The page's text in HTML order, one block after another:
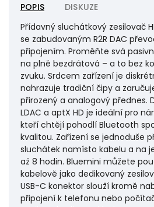
POPIS
DISKUZE
Přídavný sluchátkový zesilovač
se zabudovaným R2R DAC
připojením. Proměňte svá
na plně bezdrátová – a to bez
zvuku. Srdcem zařízení je
nahrazuje tradiční čipy a
přirozený a analogový přednes.
LDAC a aptX HD je ideální pro
kteří chtějí pohodlí Bluetooth
kvalitou. Zařízení se jednoduše
sluchátek namísto kabelu a na
až 8 hodin. Bluemini můžete
kabelově jako dedikovaný
USB-C konektor slouží kromě
připojení k telefonu nebo